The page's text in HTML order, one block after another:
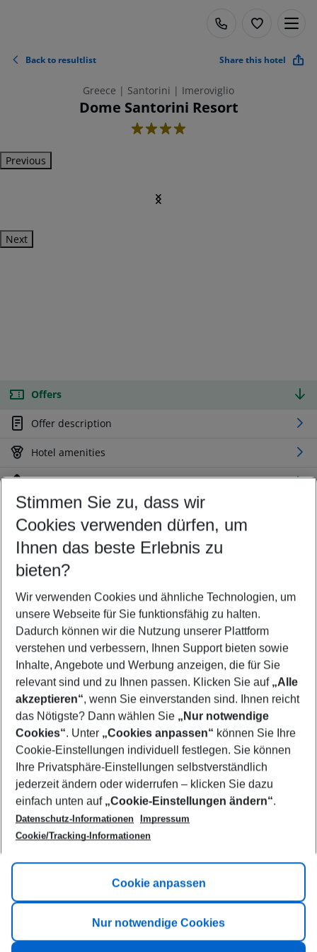
Back to resultlist Share this hotel
Greece | Santorini | Imeroviglio
Dome Santorini Resort
4
Previous
Next
Offers
Offer description
Hotel amenities
Location
Customize your offer
Find the perfect deal which suits your best
Your departure airport
Any airport
Select your date range
10/08/26–08/08/27 5-8 nights
Who will travel
2 adults No children
Show more filter
Footer
Footer navigation
Title A
Link A
Stimmen Sie zu, dass wir
Cookies verwenden dürfen, um
Ihnen das beste Erlebnis zu
bieten?
Wir verwenden Cookies und ähnliche Technologien, um
unsere Webseite für Sie funktionsfähig zu halten.
Dadurch können wir die Nutzung unserer Plattform
verstehen und verbessern, Ihnen Support bieten sowie
Inhalte, Angebote und Werbung anzeigen, die für Sie
relevant sind und zu Ihnen passen. Klicken Sie auf „Alle
akzeptieren“, wenn Sie einverstanden sind. Ihnen reicht
das Nötigste? Dann wählen Sie „Nur notwendige
Cookies“. Unter „Cookies anpassen“ können Sie Ihre
Cookie-Einstellungen individuell festlegen. Sie können
Ihre Privatsphäre-Einstellungen selbstverständlich
jederzeit ändern oder widerrufen – klicken Sie dazu
einfach unten auf „Cookie-Einstellungen ändern“.
Datenschutz-Informationen
Impressum
Cookie/Tracking-Informationen
Cookie anpassen
Nur notwendige Cookies